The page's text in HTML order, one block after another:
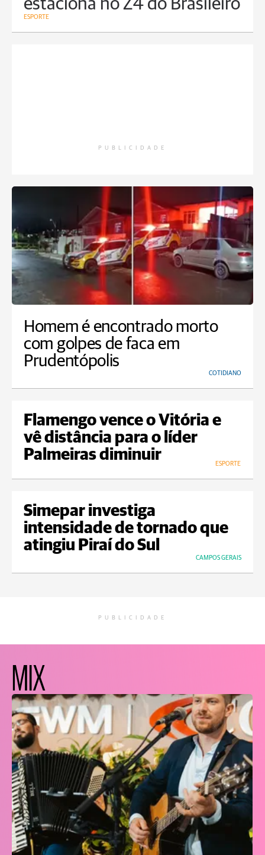
estaciona no Z4 do Brasileiro
ESPORTE
PUBLICIDADE
Homem é encontrado morto
com golpes de faca em
Prudentópolis
COTIDIANO
Flamengo vence o Vitória e
vê distância para o líder
Palmeiras diminuir
ESPORTE
Simepar investiga
intensidade de tornado que
atingiu Piraí do Sul
CAMPOS GERAIS
PUBLICIDADE
MIX